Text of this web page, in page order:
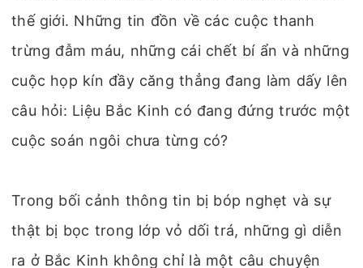
thế giới. Những tin đồn về các cuộc thanh
trừng đẫm máu, những cái chết bí ẩn và những
cuộc họp kín đầy căng thẳng đang làm dấy lên
câu hỏi: Liệu Bắc Kinh có đang đứng trước một
cuộc soán ngôi chưa từng có?
Trong bối cảnh thông tin bị bóp nghẹt và sự
thật bị bọc trong lớp vỏ dối trá, những gì diễn
ra ở Bắc Kinh không chỉ là một câu chuyện